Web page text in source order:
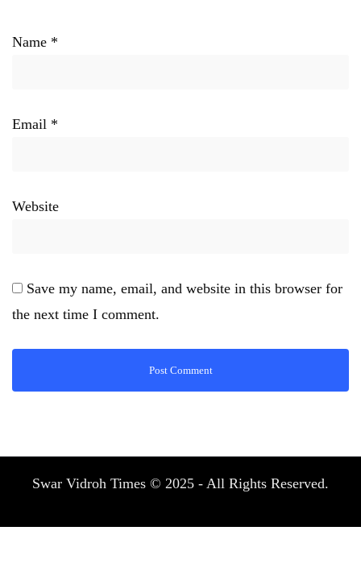
Name *
Email *
Website
Save my name, email, and website in this browser for
the next time I comment.
Swar Vidroh Times © 2025 - All Rights Reserved.